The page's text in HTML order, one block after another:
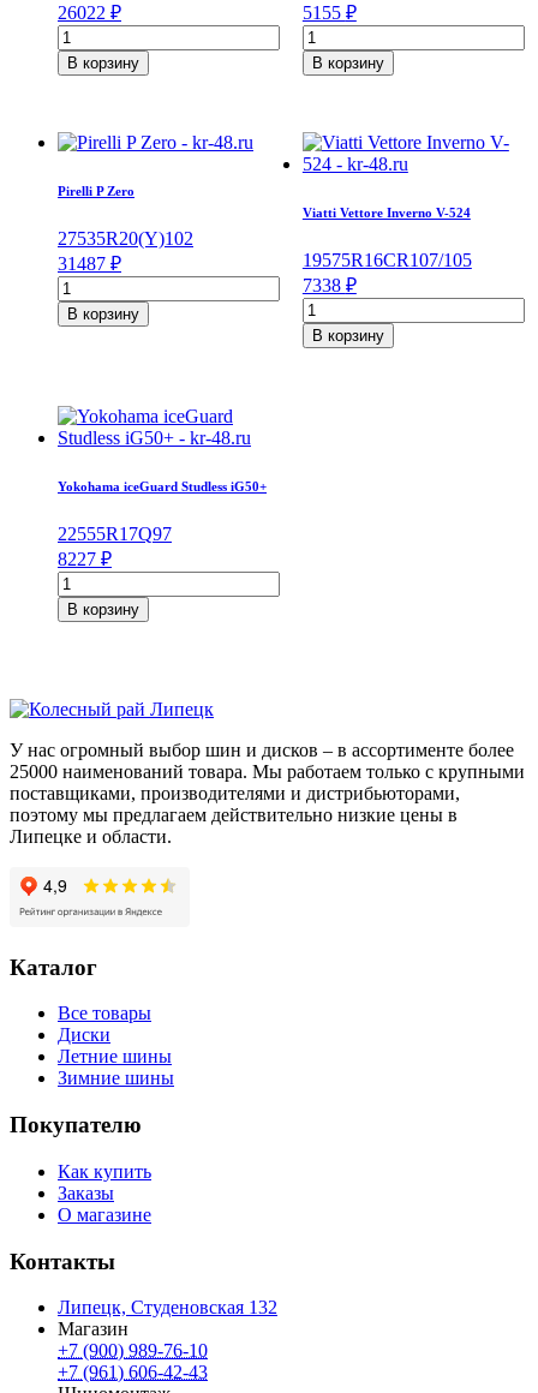
26022 ₽
Количество
товара
Pirelli
255/55/R18
V
В корзину
5155 ₽
Количество
товара
Viatti
V-
522
92
В корзину
Pirelli P Zero
27535R20(Y)102
31487 ₽
Количество
товара
Pirelli
102
Y
В корзину
Viatti Vettore Inverno V-524
19575R16CR107/105
7338 ₽
Количество
товара
Viatti
В корзину
Yokohama iceGuard Studless iG50+
22555R17Q97
8227 ₽
Количество
товара
Yokohama
225/55/R17
Q
В корзину
У нас огромный выбор шин и дисков – в ассортименте более
25000 наименований товара. Мы работаем только с крупными
поставщиками, производителями и дистрибьюторами,
поэтому мы предлагаем действительно низкие цены в
Липецке и области.
Каталог
Все товары
Диски
Летние шины
Зимние шины
Покупателю
Как купить
Заказы
О магазине
Контакты
Липецк, Студеновская 132
Магазин
+7 (900) 989-76-10
+7 (961) 606-42-43